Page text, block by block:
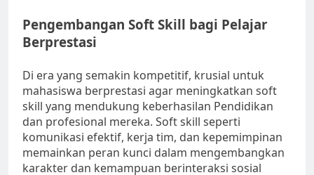
Pengembangan Soft Skill bagi Pelajar
Berprestasi
Di era yang semakin kompetitif, krusial untuk
mahasiswa berprestasi agar meningkatkan soft
skill yang mendukung keberhasilan Pendidikan
dan profesional mereka. Soft skill seperti
komunikasi efektif, kerja tim, dan kepemimpinan
memainkan peran kunci dalam mengembangkan
karakter dan kemampuan berinteraksi sosial